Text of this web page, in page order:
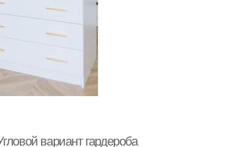
вариант гардероба